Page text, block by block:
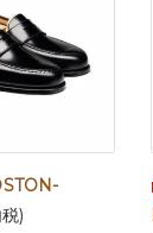
)